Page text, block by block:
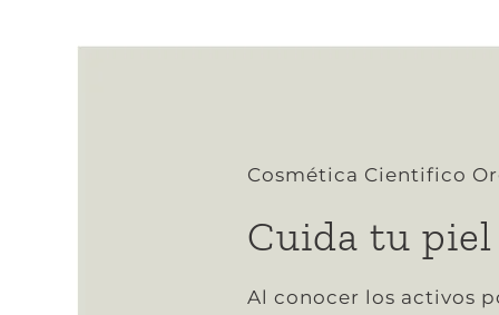
Cosmética Cientifico
Cuida tu
Al conocer los activos